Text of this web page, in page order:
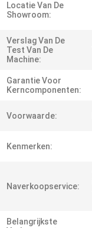
Locatie Van De
Showroom:
Verslag Van De
Test Van De
Machine:
Garantie Voor
Kerncomponenten:
Voorwaarde:
Kenmerken:
Naverkoopservice:
Belangrijkste